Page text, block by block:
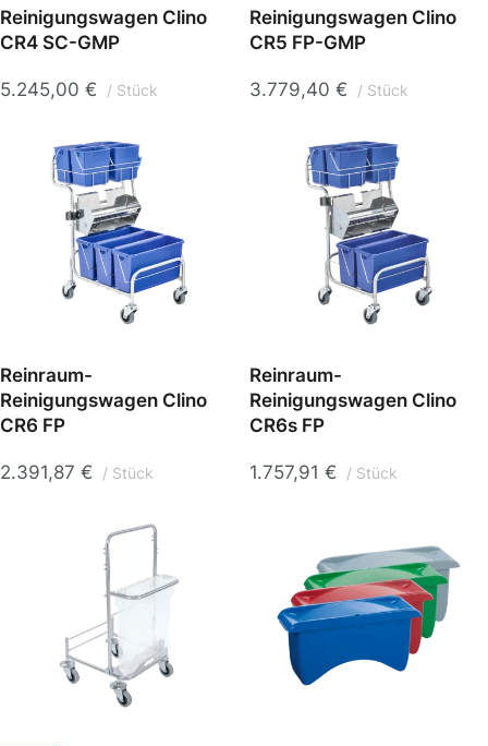
Reinigungswagen Clino
CR4 SC-GMP
5.245,00 € Stück
Reinigungswagen Clino
CR5 FP-GMP
3.779,40 € Stück
Reinraum-
Reinigungswagen Clino
CR6 FP
2.391,87 € Stück
Reinraum-
Reinigungswagen Clino
CR6s FP
1.757,91 € Stück